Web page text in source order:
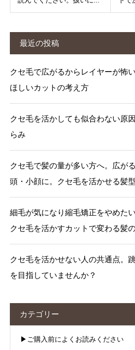
最近の投稿
クセ毛で広がるからレイヤーが怖
ほしいカットの考え方
クセ毛を活かしても似合わない原
らみ
クセ毛で髪の量が多い方へ。広が
頭・小顔に。クセ毛を活かせる髪
細毛が気になり縮毛矯正をやめた
クセ毛を活かすカットで変わる髪
クセ毛を活かせない人の共通点。
を目指していませんか？
カテゴリー
▶︎ご購入前によくお読みください